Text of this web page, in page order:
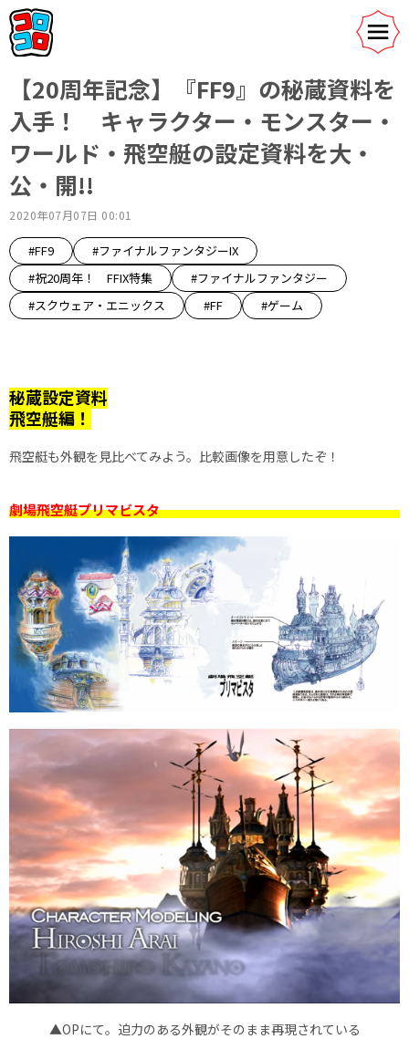
【20周年記念】『FF9』の秘蔵資料を
入手！ キャラクター・モンスター・
ワールド・飛空艇の設定資料を大・
公・開!!
2020年07月07日 00:01
#FF9
#ファイナルファンタジーIX
#祝20周年！ FFIX特集
#ファイナルファンタジー
#スクウェア・エニックス
#FF #ゲーム
秘蔵設定資料
飛空艇編！
飛空艇も外観を見比べてみよう。比較画像を用意したぞ！
劇場飛空艇プリマビスタ
▲OPにて。迫力のある外観がそのまま再現されている